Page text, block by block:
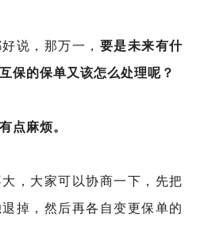
说，那万一， 要是未来有什
保的保单又该怎么处理呢？
点麻烦。
，大家可以协商一下，先把
掉，然后再各自变更保单的